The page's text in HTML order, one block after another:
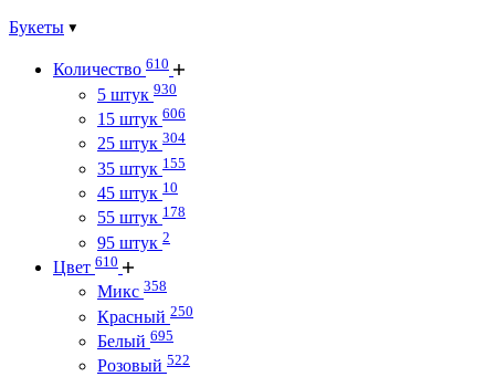
Букеты
Количество 610
5 штук 930
15 штук 606
25 штук 304
35 штук 155
45 штук 10
55 штук 178
95 штук 2
Цвет 610
Микс 358
Красный 250
Белый 695
Розовый 522